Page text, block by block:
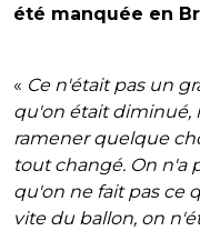
été manquée en
« Ce n'était pas un
qu'on était diminué,
ramener quelque
tout changé. On n'a
qu'on ne fait pas ce
vite du ballon, on